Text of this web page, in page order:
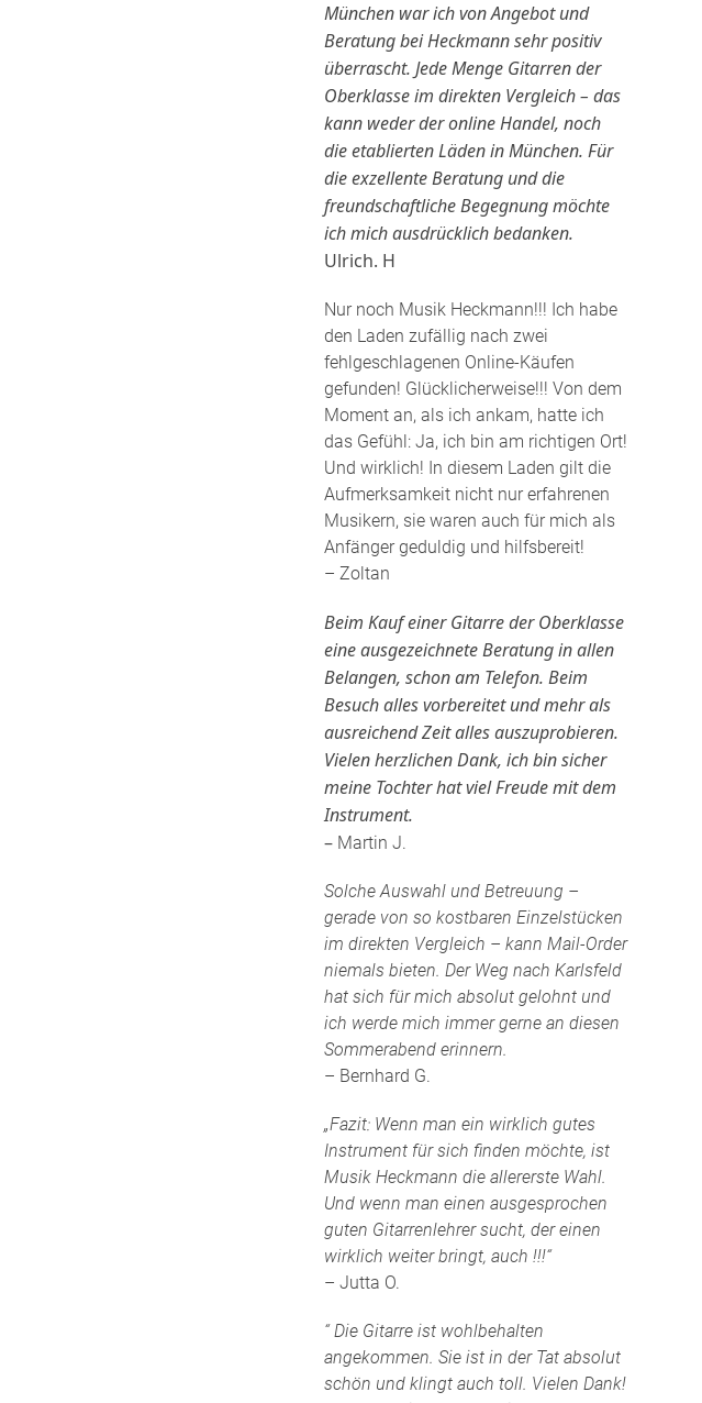
München war ich von Angebot und
Beratung bei Heckmann sehr positiv
überrascht. Jede Menge Gitarren der
Oberklasse im direkten Vergleich – das
kann weder der online Handel, noch
die etablierten Läden in München. Für
die exzellente Beratung und die
freundschaftliche Begegnung möchte
ich mich ausdrücklich bedanken.
Ulrich. H
Nur noch Musik Heckmann!!! Ich habe
den Laden zufällig nach zwei
fehlgeschlagenen Online-Käufen
gefunden! Glücklicherweise!!! Von dem
Moment an, als ich ankam, hatte ich
das Gefühl: Ja, ich bin am richtigen Ort!
Und wirklich! In diesem Laden gilt die
Aufmerksamkeit nicht nur erfahrenen
Musikern, sie waren auch für mich als
Anfänger geduldig und hilfsbereit!
– Zoltan
Beim Kauf einer Gitarre der Oberklasse
eine ausgezeichnete Beratung in allen
Belangen, schon am Telefon. Beim
Besuch alles vorbereitet und mehr als
ausreichend Zeit alles auszuprobieren.
Vielen herzlichen Dank, ich bin sicher
meine Tochter hat viel Freude mit dem
Instrument.
– Martin J.
Solche Auswahl und Betreuung –
gerade von so kostbaren Einzelstücken
im direkten Vergleich – kann Mail-Order
niemals bieten. Der Weg nach Karlsfeld
hat sich für mich absolut gelohnt und
ich werde mich immer gerne an diesen
Sommerabend erinnern.
– Bernhard G.
„Fazit: Wenn man ein wirklich gutes
Instrument für sich finden möchte, ist
Musik Heckmann die allererste Wahl.
Und wenn man einen ausgesprochen
guten Gitarrenlehrer sucht, der einen
wirklich weiter bringt, auch !!!“
– Jutta O.
“ Die Gitarre ist wohlbehalten
angekommen. Sie ist in der Tat absolut
schön und klingt auch toll. Vielen Dank!